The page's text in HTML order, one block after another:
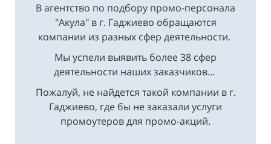
В агентство по подбору промо-персонала
"Акула" в г. Гаджиево обращаются
компании из разных сфер деятельности.
Мы успели выявить более 38 сфер
деятельности наших заказчиков...
Пожалуй, не найдется такой компании в г.
Гаджиево, где бы не заказали услуги
промоутеров для промо-акций.